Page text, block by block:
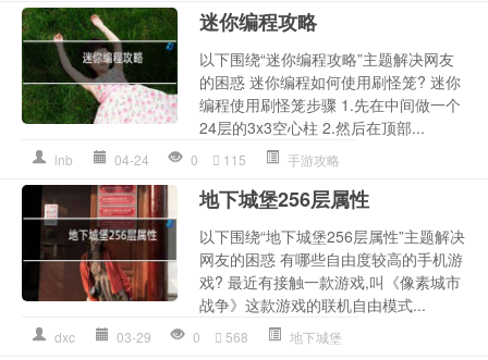
迷你编程攻略
以下围绕“迷你编程攻略”主题解决网友
的困惑 迷你编程如何使用刷怪笼? 迷你
编程使用刷怪笼步骤 1.先在中间做一个
24层的3x3空心柱 2.然后在顶部...
lnb 04-24 0 115 手游攻略
地下城堡256层属性
以下围绕“地下城堡256层属性”主题解决
网友的困惑 有哪些自由度较高的手机游
戏? 最近有接触一款游戏,叫《像素城市
战争》这款游戏的联机自由模式...
dxc 03-29 0 568 地下城堡